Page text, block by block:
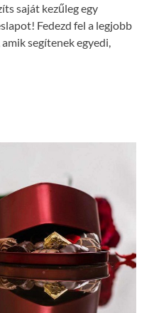
saját kezűleg egy
Fedezd fel a legjobb
segítenek egyedi,